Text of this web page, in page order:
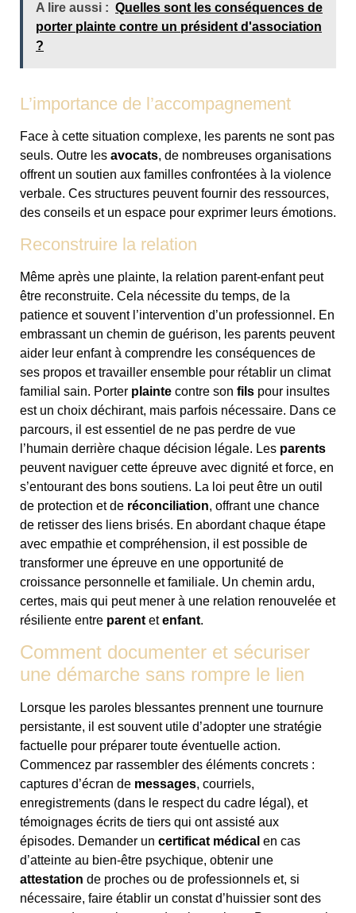
A lire aussi : Quelles sont les conséquences de
porter plainte contre un président d'association
?
L’importance de l’accompagnement
Face à cette situation complexe, les parents ne sont pas
seuls. Outre les avocats, de nombreuses organisations
offrent un soutien aux familles confrontées à la violence
verbale. Ces structures peuvent fournir des ressources,
des conseils et un espace pour exprimer leurs émotions.
Reconstruire la relation
Même après une plainte, la relation parent-enfant peut
être reconstruite. Cela nécessite du temps, de la
patience et souvent l’intervention d’un professionnel. En
embrassant un chemin de guérison, les parents peuvent
aider leur enfant à comprendre les conséquences de
ses propos et travailler ensemble pour rétablir un climat
familial sain. Porter plainte contre son fils pour insultes
est un choix déchirant, mais parfois nécessaire. Dans ce
parcours, il est essentiel de ne pas perdre de vue
l’humain derrière chaque décision légale. Les parents
peuvent naviguer cette épreuve avec dignité et force, en
s’entourant des bons soutiens. La loi peut être un outil
de protection et de réconciliation, offrant une chance
de retisser des liens brisés. En abordant chaque étape
avec empathie et compréhension, il est possible de
transformer une épreuve en une opportunité de
croissance personnelle et familiale. Un chemin ardu,
certes, mais qui peut mener à une relation renouvelée et
résiliente entre parent etenfant.
Comment documenter et sécuriser
une démarche sans rompre le lien
Lorsque les paroles blessantes prennent une tournure
persistante, il est souvent utile d’adopter une stratégie
factuelle pour préparer toute éventuelle action.
Commencez par rassembler des éléments concrets :
captures d’écran de messages, courriels,
enregistrements (dans le respect du cadre légal), et
témoignages écrits de tiers qui ont assisté aux
épisodes. Demander un certificat médical en cas
d’atteinte au bien-être psychique, obtenir une
attestation de proches ou de professionnels et, si
nécessaire, faire établir un constat d’huissier sont des